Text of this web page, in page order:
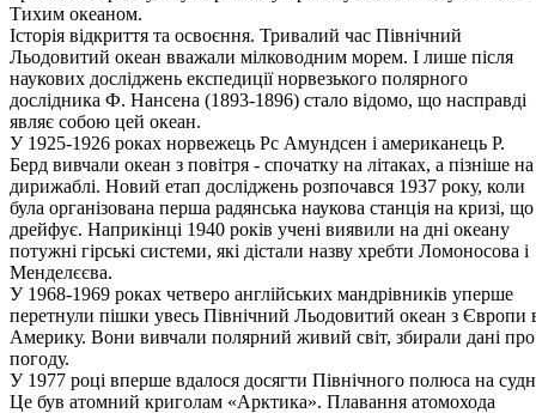
Тихим океаном.
Історія відкриття та освоєння. Тривалий час Північний
Льодовитий океан вважали мілководним морем. І лише після
наукових досліджень експедиції норвезького полярного
дослідника Ф. Нансена (1893-1896) стало відомо, що насправді
являє собою цей океан.
У 1925-1926 роках норвежець Рс Амундсен і американець Р.
Берд вивчали океан з повітря - спочатку на літаках, а пізніше на
дирижаблі. Новий етап досліджень розпочався 1937 року, коли
була організована перша радянська наукова станція на кризі, що
дрейфує. Наприкінці 1940 років учені виявили на дні океану
потужні гірські системи, які дістали назву хребти Ломоносова і
Менделєєва.
У 1968-1969 роках четверо англійських мандрівників уперше
перетнули пішки увесь Північний Льодовитий океан з Європи
Америку. Вони вивчали полярний живий світ, збирали дані про
погоду.
У 1977 році вперше вдалося досягти Північного полюса на
Це був атомний криголам «Арктика». Плавання атомохода